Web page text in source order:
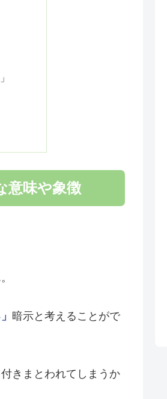
意味や象徴
暗示と考えることがで
きまとわれてしまうか